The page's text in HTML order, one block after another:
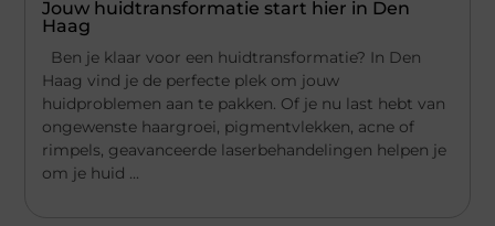
Jouw huidtransformatie start hier in Den
Haag
Ben je klaar voor een huidtransformatie? In Den
Haag vind je de perfecte plek om jouw
huidproblemen aan te pakken. Of je nu last hebt van
ongewenste haargroei, pigmentvlekken, acne of
rimpels, geavanceerde laserbehandelingen helpen je
om je huid ...